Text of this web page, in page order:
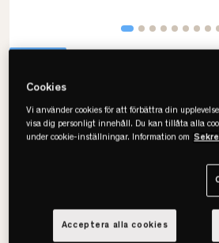
Tempur
• Flera storlekar
Cookies
Vi använder cookies för att förbättra din
visa dig personligt innehåll. Du kan tillåta alla
under cookie-inställningar. Information om
Acceptera alla cookies